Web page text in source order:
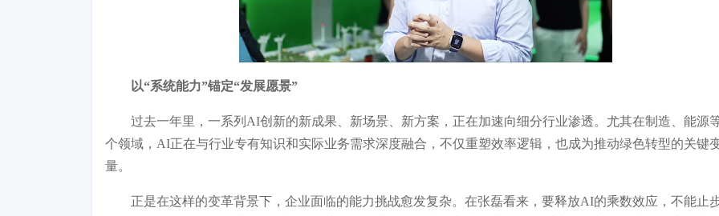
以“系统能力”锚定“发展愿景”
过去一年里，一系列AI创新的新成果、新场景、新方案，正在加速向细分行业渗透。尤其在制造、能源
个领域，AI正在与行业专有知识和实际业务需求深度融合，不仅重塑效率逻辑，也成为推动绿色转型的关键
量。
正是在这样的变革背景下，企业面临的能力挑战愈发复杂。在张磊看来，要释放AI的乘数效应，不能止